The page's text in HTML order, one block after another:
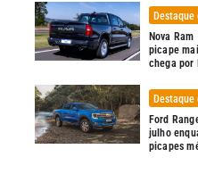
Destaque
Nova
picape
chega por
Destaque
Ford
julho
picapes